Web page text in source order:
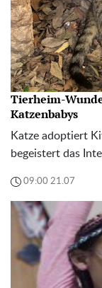
Tierheim-
Katzenbabys
Katze adoptiert
begeistert das
09:00 21.07